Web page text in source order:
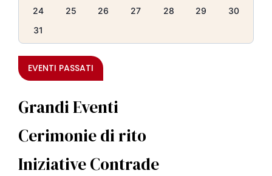
24
25 26 27 28 29
30
31
EVENTI PASSATI
Grandi Eventi
Cerimonie di rito
Iniziative Contrade